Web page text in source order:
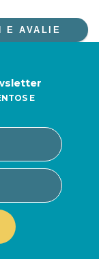
E AVALIE
E